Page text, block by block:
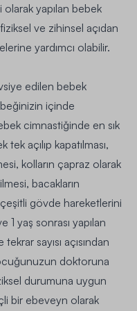
yapılan bebek
ve zihinsel açıdan
yardımcı olabilir.
edilen bebek
içinde
cimnastiğinde en sık
açılıp kapatılması,
kolların çapraz olarak
bacakların
çeşitli gövde hareketlerini
1 yaş sonrası yapılan
sayısı açısından
doktoruna
durumuna uygun
bir ebeveyn olarak